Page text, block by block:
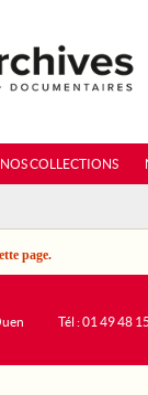
NOS COLLECTIONS
page.
Tél : 01 49 48